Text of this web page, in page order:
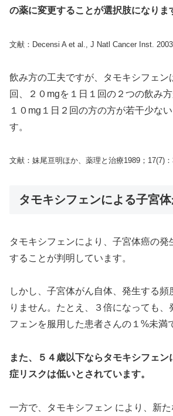
の薬に変更することが選択肢になりま
文献：Decensi A et al., J Natl Cancer Inst.
飲み方の工夫ですが、タモキシフェン
回、２０mgを１日１回の２つの飲み
１０mg１日２回の方の方が若干少な
す。
文献：妹尾亘明ほか、薬理と治療1989；17(7)
タモキシフェンによる子宮
タモキシフェンにより、子宮体癌の発
することが判明しています。
しかし、子宮体がん自体、発生する頻
りません。たとえ、３倍になっても、
フェンを服用した患者さんの１%未満
また、５４歳以下ならタモキシフェ
症リスクは低いとされています。
一方で、タモキシフェン により、新